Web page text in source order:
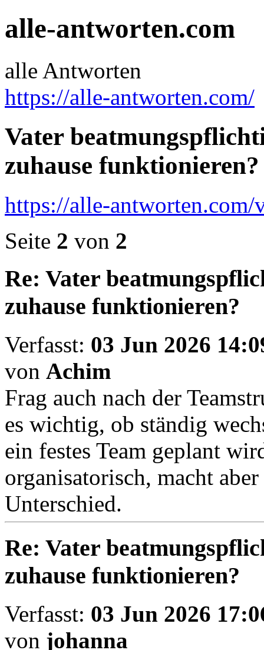
alle-antworten.com
alle Antworten
https://alle-antworten.com/
Vater
zuhause funktionieren?
https://alle-
Seite 2 von 2
Re: Vater
zuhause funktionieren?
Verfasst: 03 Jun 2026
von Achim
Frag auch nach der
es wichtig, ob ständig
ein festes Team geplant
organisatorisch, macht
Unterschied.
Re: Vater
zuhause funktionieren?
Verfasst: 03 Jun 2026
von johanna